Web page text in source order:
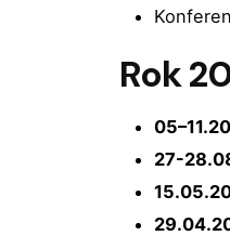
Rok
27-